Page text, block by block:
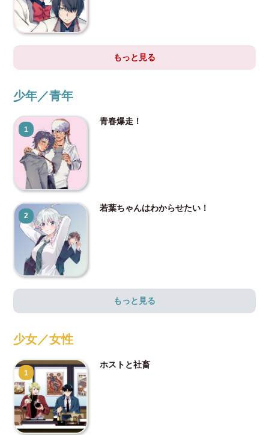
もっと見る
少年／青年
1
青春爆走！
2
若葉ちゃんはわからせたい！
もっと見る
少女／女性
1
ホストと社畜